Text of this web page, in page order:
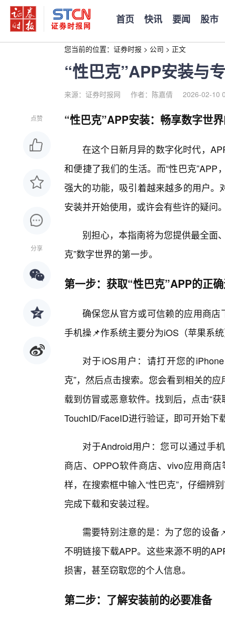
首页 快讯 要闻 股市
您当前的位置： 证券时报 > 公司 > 正文
“性巴克”APP安装与
来源：证券时报网 作者：陈嘉倩 2026-02-10
点赞
分享
“性巴克”APP安装：畅享数字世
在这个日新月异的数字化时代，
和便捷了我们的生活。而“性巴克
强大的功能，吸引着越来越多的用户
安装并开始使用，或许会有些许的疑问
别担心，本指南将为您提供最全面
克”数字世界的第一步。
第一步：获取“性巴克”APP的正
确保您从官方或可信赖的应用商店
手机操📌作系统主要分为iOS（苹果系
对于iOS用户：请打开您的
克”，然后点击搜索。您会看到相关的
载到仿冒或恶意软件。找到后，点击“
TouchID/FaceID进行验证，即可开始下
对于Android用户：您可以通过手
商店、OPPO软件商店、vivo应用商
样，在搜索框中输入“性巴克”，仔细辨
完成下载和安装过程。
需要特别注意的是：为了您的设
不明链接下载APP。这些来源不明的
损害，甚至窃取您的个人信息。
第二步：了解安装前的必要准备